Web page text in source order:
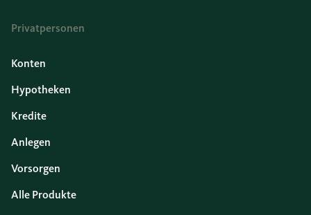
Privatpersonen
Konten
Hypotheken
Kredite
Anlegen
Vorsorgen
Alle Produkte